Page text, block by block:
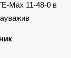
Max 11-48-0 в